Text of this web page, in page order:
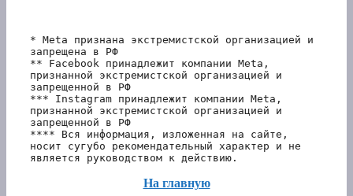
* Meta признана экстремистской организацией и
запрещена в РФ
** Facebook принадлежит компании Meta,
признанной экстремистской организацией и
запрещенной в РФ
*** Instagram принадлежит компании Meta,
признанной экстремистской организацией и
запрещенной в РФ
**** Вся информация, изложенная на сайте,
носит сугубо рекомендательный характер и не
является руководством к действию.
На главную